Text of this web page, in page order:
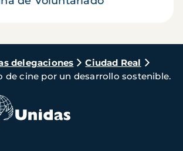
delegaciones
Ciudad Real
de cine por un desarrollo sostenible.